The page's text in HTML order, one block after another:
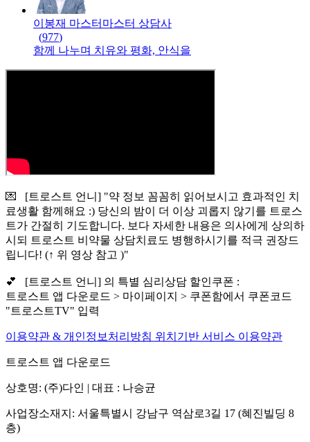
이봉재 마스터 마스터 상담사
(977)
함께 나누며 치유와 평화, 안식을
💌 [트로스트 언니] "약 정보 꼼꼼히 읽어보시고 효과적인 치
료생활 함께해요 :) 당신의 밤이 더 이상 괴롭지 않기를 트로스
트가 간절히 기도합니다. 보다 자세한 내용은 의사에게 상의하
시되 트로스트 비약물 상담치료도 병행하시기를 적극 권장드
립니다! (↑ 위 영상 참고 )"
💕 [트로스트 언니] 의 특별 심리상담 할인쿠폰 :
트로스트 앱 다운로드 > 마이페이지 > 쿠폰함에서 쿠폰코드
"트로스트TV" 입력
이용약관 & 개인정보처리방침 위치기반 서비스 이용약관
트로스트 앱 다운로드
상호명: (주)다인 | 대표 : 나승균
사업장소재지: 서울특별시 강남구 역삼로3길 17 (혜진빌딩 8
층)